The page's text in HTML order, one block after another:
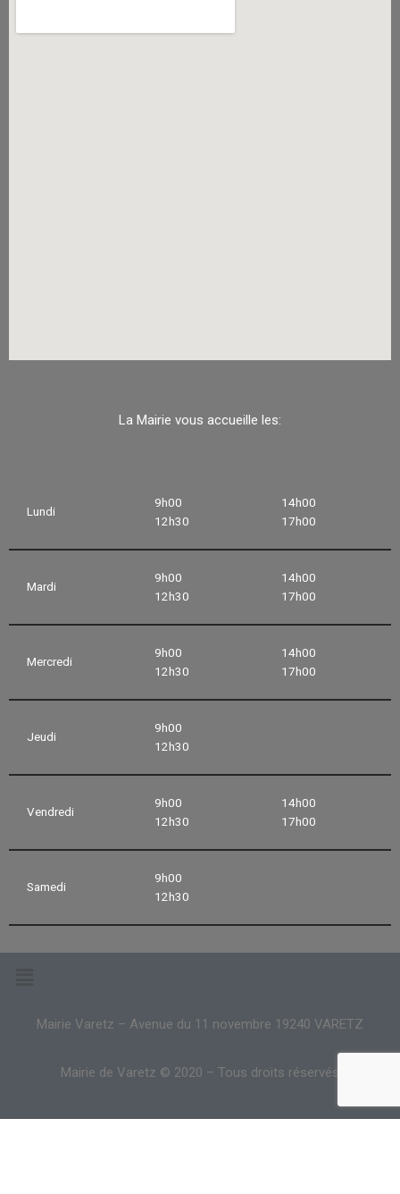
La Mairie vous accueille les:
Lundi
9h00
12h30
14h00
17h00
Mardi
9h00
12h30
14h00
17h00
Mercredi
9h00
12h30
14h00
17h00
Jeudi
9h00
12h30
Vendredi
9h00
12h30
14h00
17h00
Samedi
9h00
12h30
Mairie Varetz – Avenue du 11 novembre 19240 VARETZ
Mairie de Varetz © 2020 – Tous droits réservés